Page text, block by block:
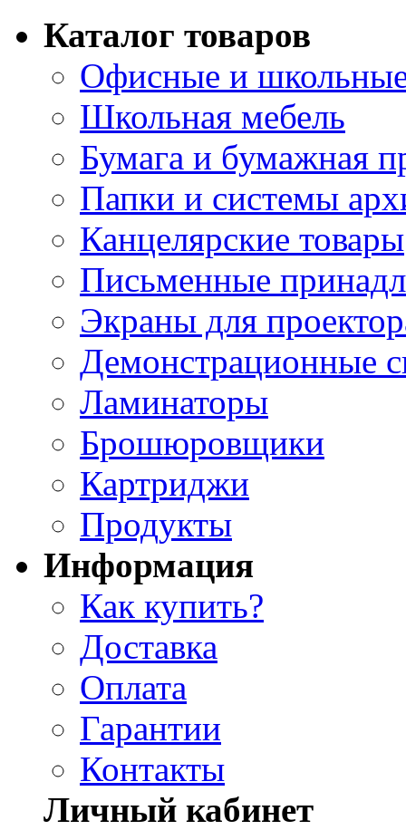
Каталог товаров
Офисные и
Школьная мебель
Бумага и бумажная
Папки и системы
Канцелярские товары
Письменные
Экраны для
Демонстрационные
Ламинаторы
Брошюровщики
Картриджи
Продукты
Информация
Как купить?
Доставка
Оплата
Гарантии
Контакты
Личный кабинет